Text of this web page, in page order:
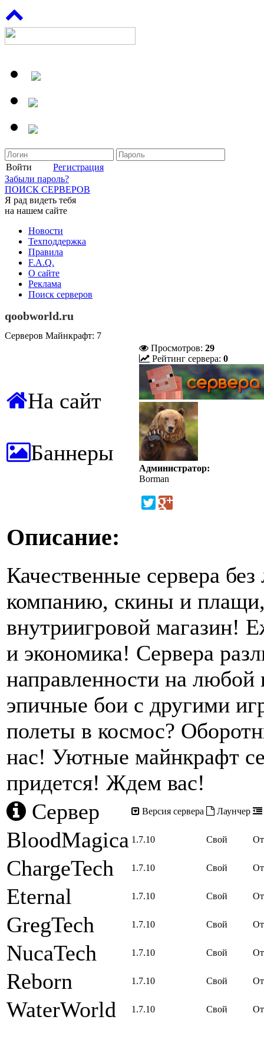
Войти
Регистрация
Забыли пароль?
ПОИСК СЕРВЕРОВ
Я рад видеть тебя
на нашем сайте
Новости
Техподдержка
Правила
F.A.Q.
О сайте
Реклама
Поиск серверов
qoobworld.ru
Серверов Майнкрафт: 7
На сайт
Баннеры
Просмотров: 29
Рейтинг сервера: 0
Администратор:
Borman
Описание:
Качественные сервера
компанию, скины и
внутриигровой магазин!
и экономика! Сервера
направленности на
эпичные бои с другими
полеты в космос?
нас! Уютные майнкрафт
придется! Ждем вас!
Сервер
Версия сервера Лаунчер
BloodMagica 1.7.10 Свой
ChargeTech 1.7.10 Свой
Eternal 1.7.10 Свой
GregTech 1.7.10 Свой
NucaTech 1.7.10 Свой
Reborn 1.7.10 Свой
WaterWorld 1.7.10 Свой